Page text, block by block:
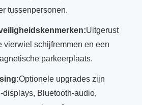
tussenpersonen.
Uitgerust
vierwiel schijfremmen en een
parkeerplaats.
Optionele upgrades zijn
displays, Bluetooth-audio,